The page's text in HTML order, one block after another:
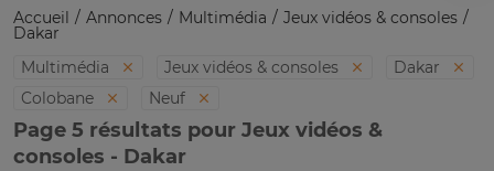
Accueil Annonces Multimédia Jeux vidéos & consoles
Dakar
Multimédia
Jeux vidéos & consoles
Dakar
Colobane
Neuf
Page 5 résultats pour Jeux vidéos &
consoles - Dakar